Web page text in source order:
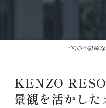
一宮の不動産
KENZO
景観を活かし